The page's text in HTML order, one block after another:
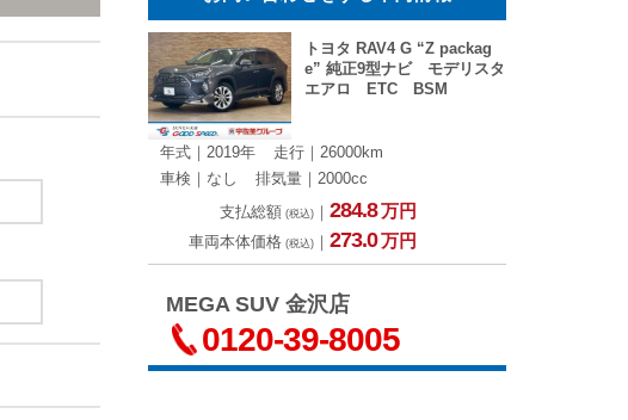
トヨタ RAV4 G “Z packag
e” 純正9型ナビ モデリスタ
エアロ ETC BSM
年式｜2019年
走行｜26000km
車検｜なし
排気量｜2000cc
支払総額 (税込) ｜ 284.8万円
車両本体価格 (税込) ｜ 273.0万円
MEGA SUV 金沢店
0120-39-8005